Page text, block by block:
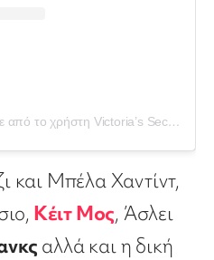
Η δημοσίευση κοινοποιήθηκε από το χρήστη Victoria’s Secret (@victoriassecret)
και Μπέλα Χαντίντ,
Κέιτ Μος, Άσλει
αλλά και η δική